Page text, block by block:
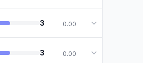
3 0.00
3 0.00